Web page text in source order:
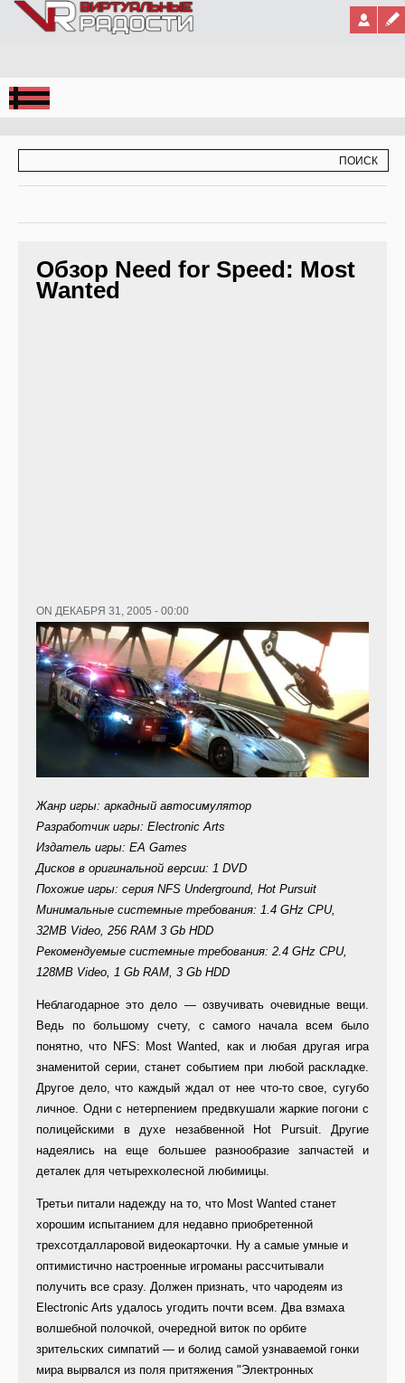
Jump to Navigation
Обзор Need for Speed: Most
Wanted
ON ДЕКАБРЯ 31, 2005 - 00:00
Жанр игры: аркадный автосимулятор
Разработчик игры: Electronic Arts
Издатель игры: EA Games
Дисков в оригинальной версии: 1 DVD
Похожие игры: серия NFS Underground, Hot Pursuit
Минимальные системные требования: 1.4 GHz CPU,
32MB Video, 256 RAM 3 Gb HDD
Рекомендуемые системные требования: 2.4 GHz CPU,
128MB Video, 1 Gb RAM, 3 Gb HDD
Неблагодарное это дело — озвучивать очевидные вещи.
Ведь по большому счету, с самого начала всем было
понятно, что NFS: Most Wanted, как и любая другая игра
знаменитой серии, станет событием при любой раскладке.
Другое дело, что каждый ждал от нее что-то свое, сугубо
личное. Одни с нетерпением предвкушали жаркие погони с
полицейскими в духе незабвенной Hot Pursuit. Другие
надеялись на еще большее разнообразие запчастей и
деталек для четырехколесной любимицы.
Третьи питали надежду на то, что Most Wanted станет
хорошим испытанием для недавно приобретенной
трехсотдалларовой видеокарточки. Ну а самые умные и
оптимистично настроенные игроманы рассчитывали
получить все сразу. Должен признать, что чародеям из
Electronic Arts удалось угодить почти всем. Два взмаха
волшебной полочкой, очередной виток по орбите
зрительских симпатий — и болид самой узнаваемой гонки
мира вырвался из поля притяжения "Электронных